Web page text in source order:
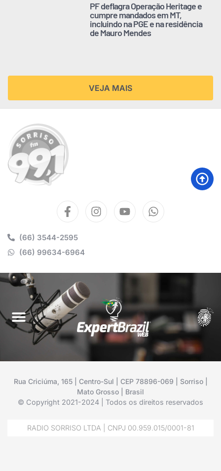
PF deflagra Operação Heritage e
cumpre mandados em MT,
incluindo na PGE e na residência
de Mauro Mendes
VEJA MAIS
(66) 3544-2595
(66) 99634-6964
Rua Criciúma, 165 | Centro-Sul | CEP 78896-069 | Sorriso |
Mato Grosso | Brasil
© Copyright 2021-2024 | Todos os direitos reservados
RADIO SORRISO LTDA | CNPJ 00.959.015/0001-81